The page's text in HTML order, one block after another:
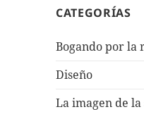
CATEGORÍAS
Bogando por la
Diseño
La imagen de la